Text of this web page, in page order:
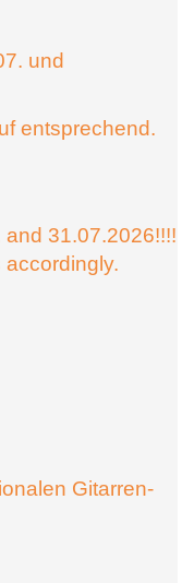
und
entsprechend.
31.07.2026!!!!
Gitarren-